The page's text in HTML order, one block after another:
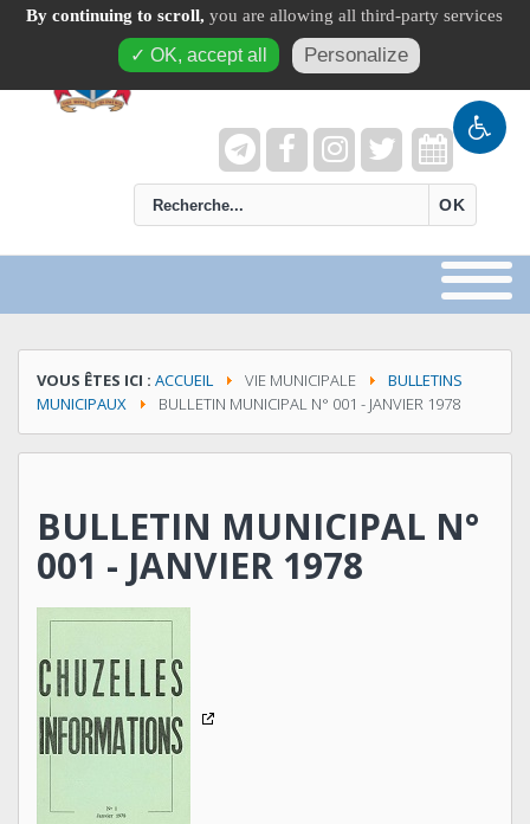
OK
VOUS ÊTES ICI : ACCUEIL VIE MUNICIPALE
BULLETINS
MUNICIPAUX
BULLETIN MUNICIPAL N° 001 - JANVIER 1978
BULLETIN MUNICIPAL N°
001 - JANVIER 1978
By continuing to scroll, you are allowing all third-party services
✓ OK, accept all Personalize